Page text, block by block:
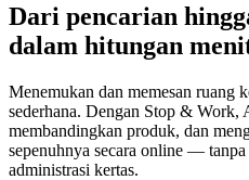
Dari pencarian
dalam hitungan
Menemukan dan memesan ruang
sederhana. Dengan Stop & Work,
membandingkan produk, dan
sepenuhnya secara online —
administrasi kertas.